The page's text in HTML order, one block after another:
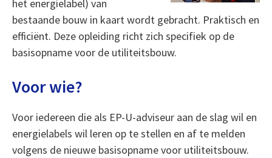
het energielabel) van
bestaande bouw in kaart wordt gebracht. Praktisch en
efficiënt. Deze opleiding richt zich specifiek op de
basisopname voor de utiliteitsbouw.
Voor wie?
Voor iedereen die als EP-U-adviseur aan de slag wil en
energielabels wil leren op te stellen en af te melden
volgens de nieuwe basisopname voor utiliteitsbouw.